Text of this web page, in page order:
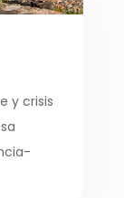
y crisis